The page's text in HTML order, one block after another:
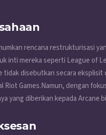
rencana restrukturisasi
inti mereka seperti League of
tidak disebutkan secara
Riot Games.Namun, dengan
yang diberikan kepada Arcane